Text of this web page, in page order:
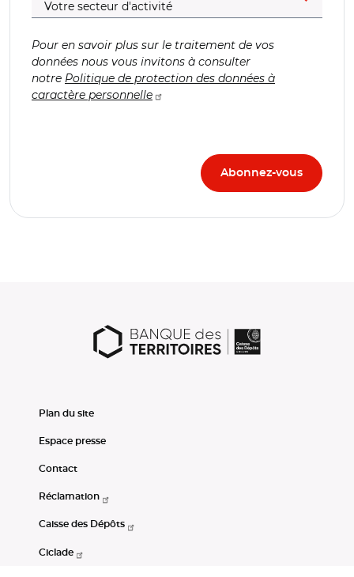
Pour en savoir plus sur le traitement de vos
données nous vous invitons à consulter
notre Politique de protection des données à
caractère personnelle
Plan du site
Espace presse
Contact
Réclamation
Caisse des Dépôts
Ciclade